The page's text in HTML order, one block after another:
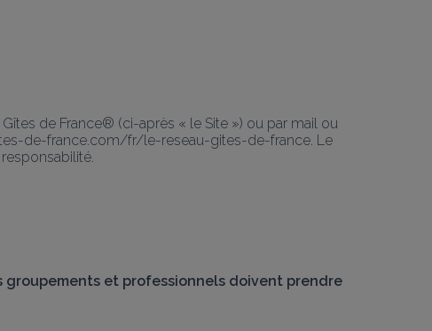
de France® (ci-après « le Site ») ou par mail ou
de-france.com/fr/le-reseau-gites-de-france. Le
groupements et professionnels doivent prendre